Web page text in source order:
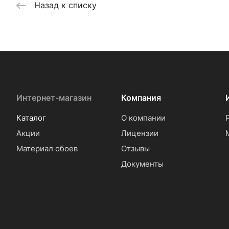
Назад к списку
Интернет-магазин
Каталог
Акции
Материал обоев
Компания
О компании
Лицензии
Отзывы
Документы